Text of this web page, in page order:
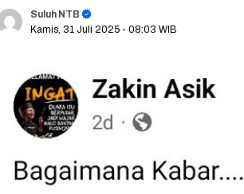
Suluh NTB
Kamis, 31 Juli 2025 - 08:03 WIB